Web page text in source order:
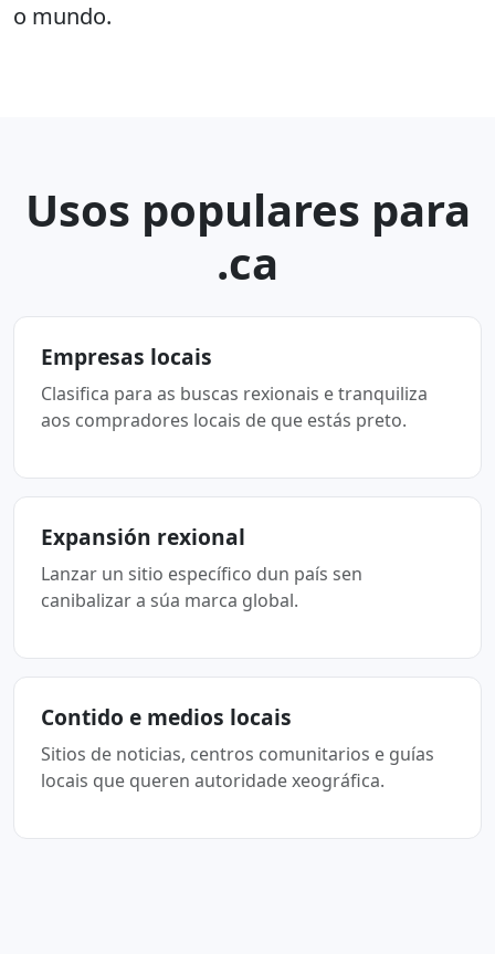
o mundo.
Usos populares para
.ca
Empresas locais
Clasifica para as buscas rexionais e tranquiliza
aos compradores locais de que estás preto.
Expansión rexional
Lanzar un sitio específico dun país sen
canibalizar a súa marca global.
Contido e medios locais
Sitios de noticias, centros comunitarios e guías
locais que queren autoridade xeográfica.